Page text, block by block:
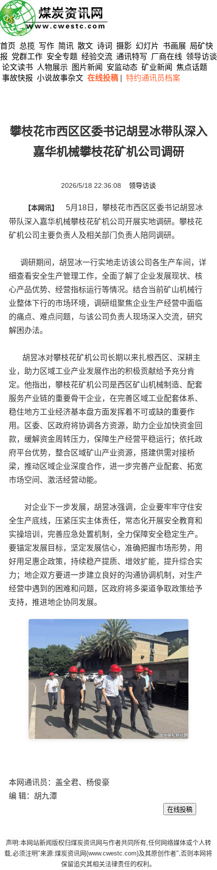
首页 总揽 写作 简讯 散文 诗词 摄影 幻灯片 书画展 局矿快
报 党群工作 安全专题 经验交流 通讯特写 厂商在线 领导访谈
论文读书
人物展示 图片新闻 安监动态 矿业新闻
焦点话题
事故快报 小说故事杂文 在线投稿 特约通讯员档案
攀枝花市西区区委书记胡昱冰带队深入
嘉华机械攀枝花矿机公司调研
2026/5/18 22:36:08 领导访谈
【本网讯】
5月18日，攀枝花市西区区委书记胡昱冰
带队深入嘉华机械攀枝花矿机公司开展实地调研。攀枝花
矿机公司主要负责人及相关部门负责人陪同调研。
调研期间，胡昱冰一行实地走访该公司各生产车间，详
细查看安全生产管理工作，全面了解了企业发展现状、核
心产品优势、经营指标运行等情况。结合当前矿山机械行
业整体下行的市场环境，调研组聚焦企业生产经营中面临
的痛点、难点问题，与该公司负责人现场深入交流，研究
解困办法。
胡昱冰对攀枝花矿机公司长期以来扎根西区、深耕主
业，助力区域工业产业发展作出的积极贡献给予充分肯
定。他指出，攀枝花矿机公司是西区矿山机械制造、配套
服务产业链的重要骨干企业，在完善区域工业配套体系、
稳住地方工业经济基本盘方面发挥着不可或缺的重要作
用。区委、区政府将协调各方资源，助力企业加快资金回
款，缓解资金周转压力，保障生产经营平稳运行；依托政
府平台优势，整合区域矿山产业资源，搭建供需对接桥
梁，推动区域企业深度合作，进一步完善产业配套、拓宽
市场空间、激活经营动能。
对企业下一步发展，胡昱冰强调，企业要牢牢守住安
全生产底线，压紧压实主体责任，常态化开展安全教育和
实操培训，完善应急处置机制，全力保障安全稳定生产。
要锚定发展目标，坚定发展信心，准确把握市场形势，用
好用足惠企政策，持续稳产提质、增效扩能，提升综合实
力；地企双方要进一步建立良好的沟通协调机制，对生产
经营中遇到的困难和问题，区政府将多渠道争取政策给予
支持，推进地企协同发展。
本网通讯员：盖全君、杨俊豪
编 辑：胡九潭
声明:本网站新闻版权归煤炭资讯网与作者共同所有,任何网络媒体或个人转
载,必须注明"来源:煤炭资讯网(www.cwestc.com)及其原创作者",否则本网将
保留追究其相关法律责任的权利。